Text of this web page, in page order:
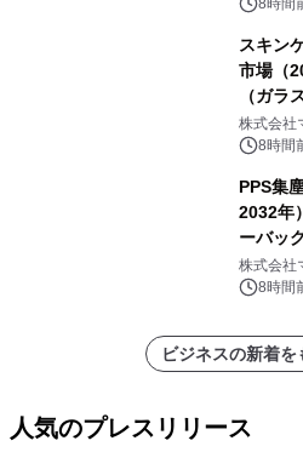
8時間
スキン
市場（
（ガラ
ク包装
表
株式会社
8時間
PPS集
2032年
ーバッ
プリー
他）・
株式会社
8時間
ビジネスの新着を
人気のプレスリリース